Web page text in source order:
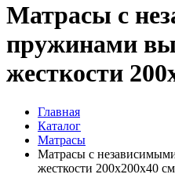
Матрасы с
пружинами
жесткости
Главная
Каталог
Матрасы
Матрасы с
жесткости 200х200х40 см